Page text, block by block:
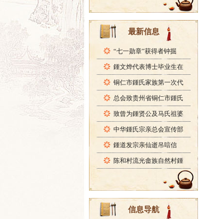
最新信息
“七一勋章”获得者钟掘
鍾文烨代表博士毕业生在
铜仁市鍾氏家族第一次代
总会致贵州省铜仁市鍾氏
致曾为鍾贤公及马氏祖婆
中华鍾氏宗亲总会宣传部
鍾道发宗亲仙逝吊唁信
陈和村流光畲族自然村鍾
信息导航